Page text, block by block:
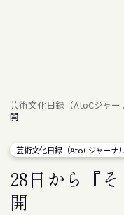
芸術文化日録（AtoCジャー
開
芸術文化日録（AtoCジャーナル
28日から『
開